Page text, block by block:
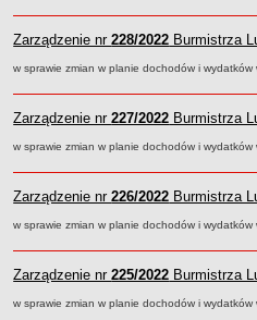
Transmisja z obrad sesji
Zadania i uprawnienia
Skład Rady Miejskiej
Protokoły z posiedzeń Rady
Składy Komisji
Plan pracy Komisji Rewizyjnej
Plan pracy pozostałych Komisji
Zarządzenie nr228/2022 Burmistrza
w sprawie zmian w planie dochodów i
Zarządzenie nr227/2022 Burmistrza
w sprawie zmian w planie dochodów i
Zarządzenie nr226/2022 Burmistrza
w sprawie zmian w planie dochodów i
Zarządzenie nr225/2022 Burmistrza
w sprawie zmian w planie dochodów i